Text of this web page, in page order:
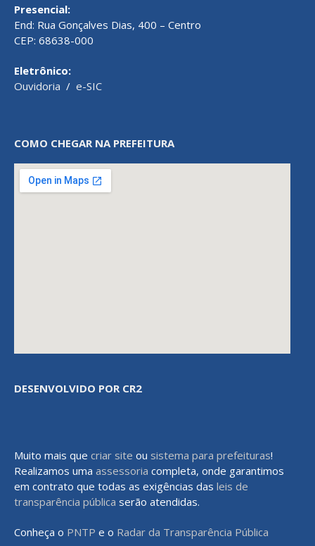
Presencial:
End: Rua Gonçalves Dias, 400 – Centro
CEP: 68638-000
Eletrônico:
Ouvidoria / e-SIC
COMO CHEGAR NA PREFEITURA
DESENVOLVIDO POR CR2
Muito mais que criar site ou sistema para prefeituras!
Realizamos uma assessoria completa, onde garantimos
em contrato que todas as exigências das leis de
transparência pública serão atendidas.
Conheça o PNTP e o Radar da Transparência Pública